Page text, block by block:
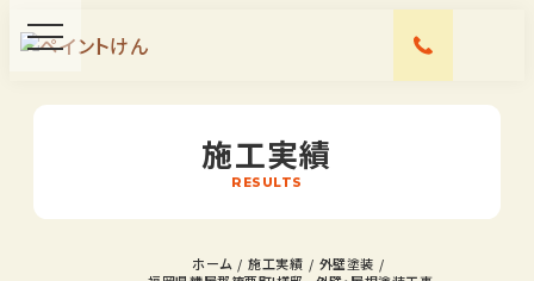
施工実績
RESULTS
ホーム 施工実績
外壁塗装